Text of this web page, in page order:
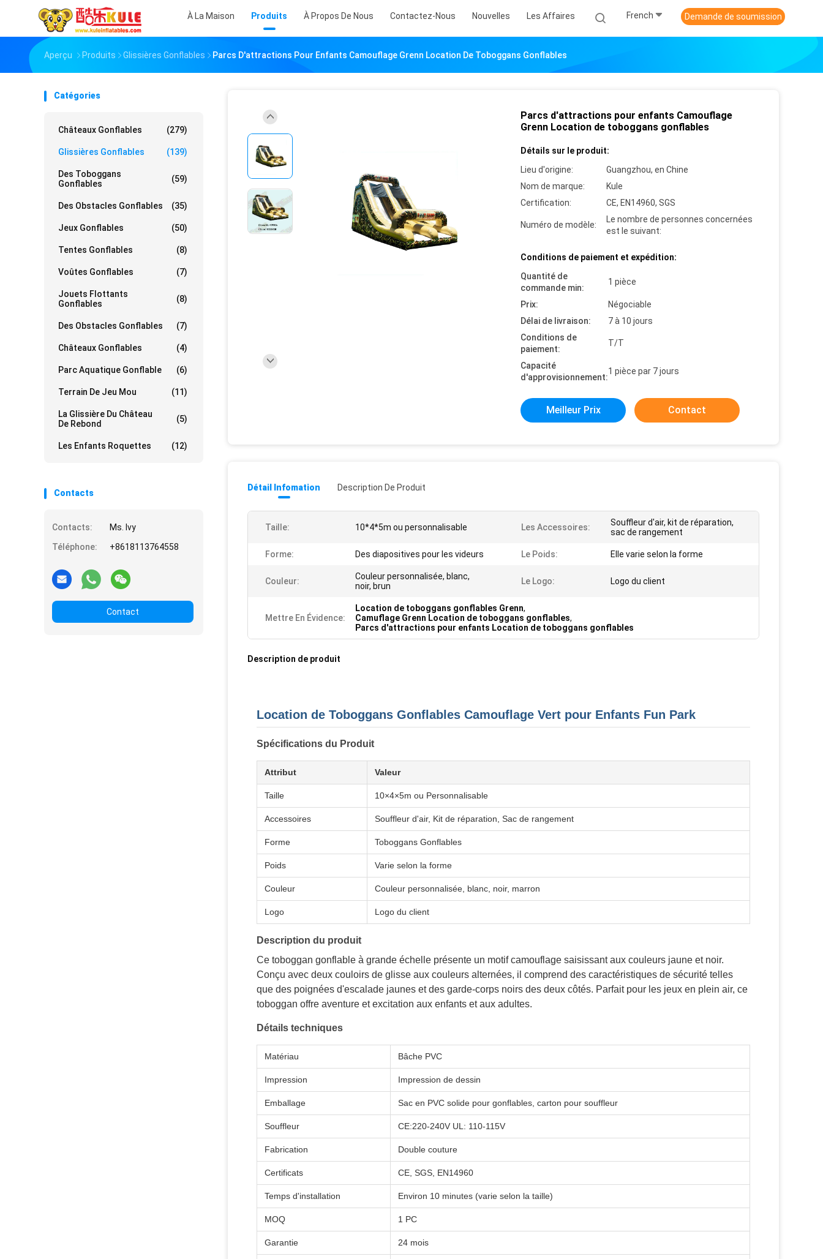
À La Maison Produits À Propos De Nous Contactez-Nous Nouvelles Les Affaires French Demande de soumission
Aperçu Produits Glissières Gonflables Parcs D'attractions Pour Enfants Camouflage Grenn Location De Toboggans Gonflables
Catégories
Châteaux Gonflables (279)
Glissières Gonflables (139)
Des Toboggans
Gonflables
(59)
Des Obstacles Gonflables (35)
Jeux Gonflables (50)
Tentes Gonflables (8)
Voûtes Gonflables (7)
Jouets Flottants
Gonflables
(8)
Des Obstacles Gonflables (7)
Châteaux Gonflables (4)
Parc Aquatique Gonflable (6)
Terrain De Jeu Mou (11)
La Glissière Du Château
De Rebond
(5)
Les Enfants Roquettes (12)
Contacts
Contacts:
Ms. Ivy
Téléphone:
+8618113764558
Contact
Parcs d'attractions pour enfants Camouflage
Grenn Location de toboggans gonflables
Détails sur le produit:
Lieu d'origine:
Guangzhou, en Chine
Nom de marque:
Kule
Certification:
CE, EN14960, SGS
Numéro de modèle:
Le nombre de personnes concernées
est le suivant:
Conditions de paiement et expédition:
Quantité de
commande min:
1 pièce
Prix:
Négociable
Délai de livraison:
7 à 10 jours
Conditions de
paiement:
T/T
Capacité
d'approvisionnement:
1 pièce par 7 jours
Meilleur Prix Contact
Détail Infomation Description De Produit
Taille: 10*4*5m ou personnalisable Les Accessoires:
Souffleur d'air, kit de réparation,
sac de rangement
Forme: Des diapositives pour les videurs Le Poids: Elle varie selon la forme
Couleur:
Couleur personnalisée, blanc,
noir, brun
Le Logo: Logo du client
Mettre En Évidence:
Location de toboggans gonflables Grenn,
Camuflage Grenn Location de toboggans gonflables,
Parcs d'attractions pour enfants Location de toboggans gonflables
Description de produit
Location de Toboggans Gonflables Camouflage Vert pour Enfants Fun Park
Spécifications du Produit
Attribut Valeur
Taille 10×4×5m ou Personnalisable
Accessoires Souffleur d'air, Kit de réparation, Sac de rangement
Forme Toboggans Gonflables
Poids Varie selon la forme
Couleur Couleur personnalisée, blanc, noir, marron
Logo Logo du client
Description du produit
Ce toboggan gonflable à grande échelle présente un motif camouflage saisissant aux couleurs jaune et noir.
Conçu avec deux couloirs de glisse aux couleurs alternées, il comprend des caractéristiques de sécurité telles
que des poignées d'escalade jaunes et des garde-corps noirs des deux côtés. Parfait pour les jeux en plein air, ce
toboggan offre aventure et excitation aux enfants et aux adultes.
Détails techniques
Matériau Bâche PVC
Impression Impression de dessin
Emballage Sac en PVC solide pour gonflables, carton pour souffleur
Souffleur CE:220-240V UL: 110-115V
Fabrication Double couture
Certificats CE, SGS, EN14960
Temps d'installation Environ 10 minutes (varie selon la taille)
MOQ 1 PC
Garantie 24 mois